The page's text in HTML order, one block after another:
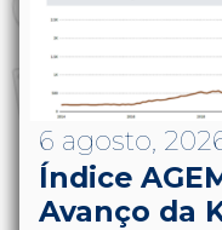
6 agosto,
Índice
Avanço da